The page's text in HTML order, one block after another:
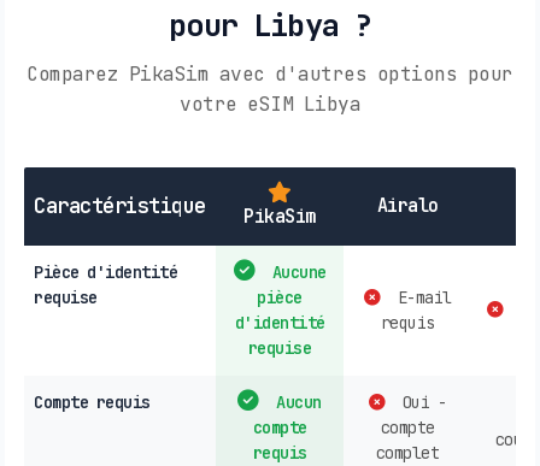
pour Libya ?
Comparez PikaSim avec d'autres options pour
votre eSIM Libya
Caractéristique PikaSim Airalo
Pièce d'identité
requise
Aucune
pièce
d'identité
requise
E-mail
requis
Compte requis
Aucun
compte
requis
Oui -
compte
complet